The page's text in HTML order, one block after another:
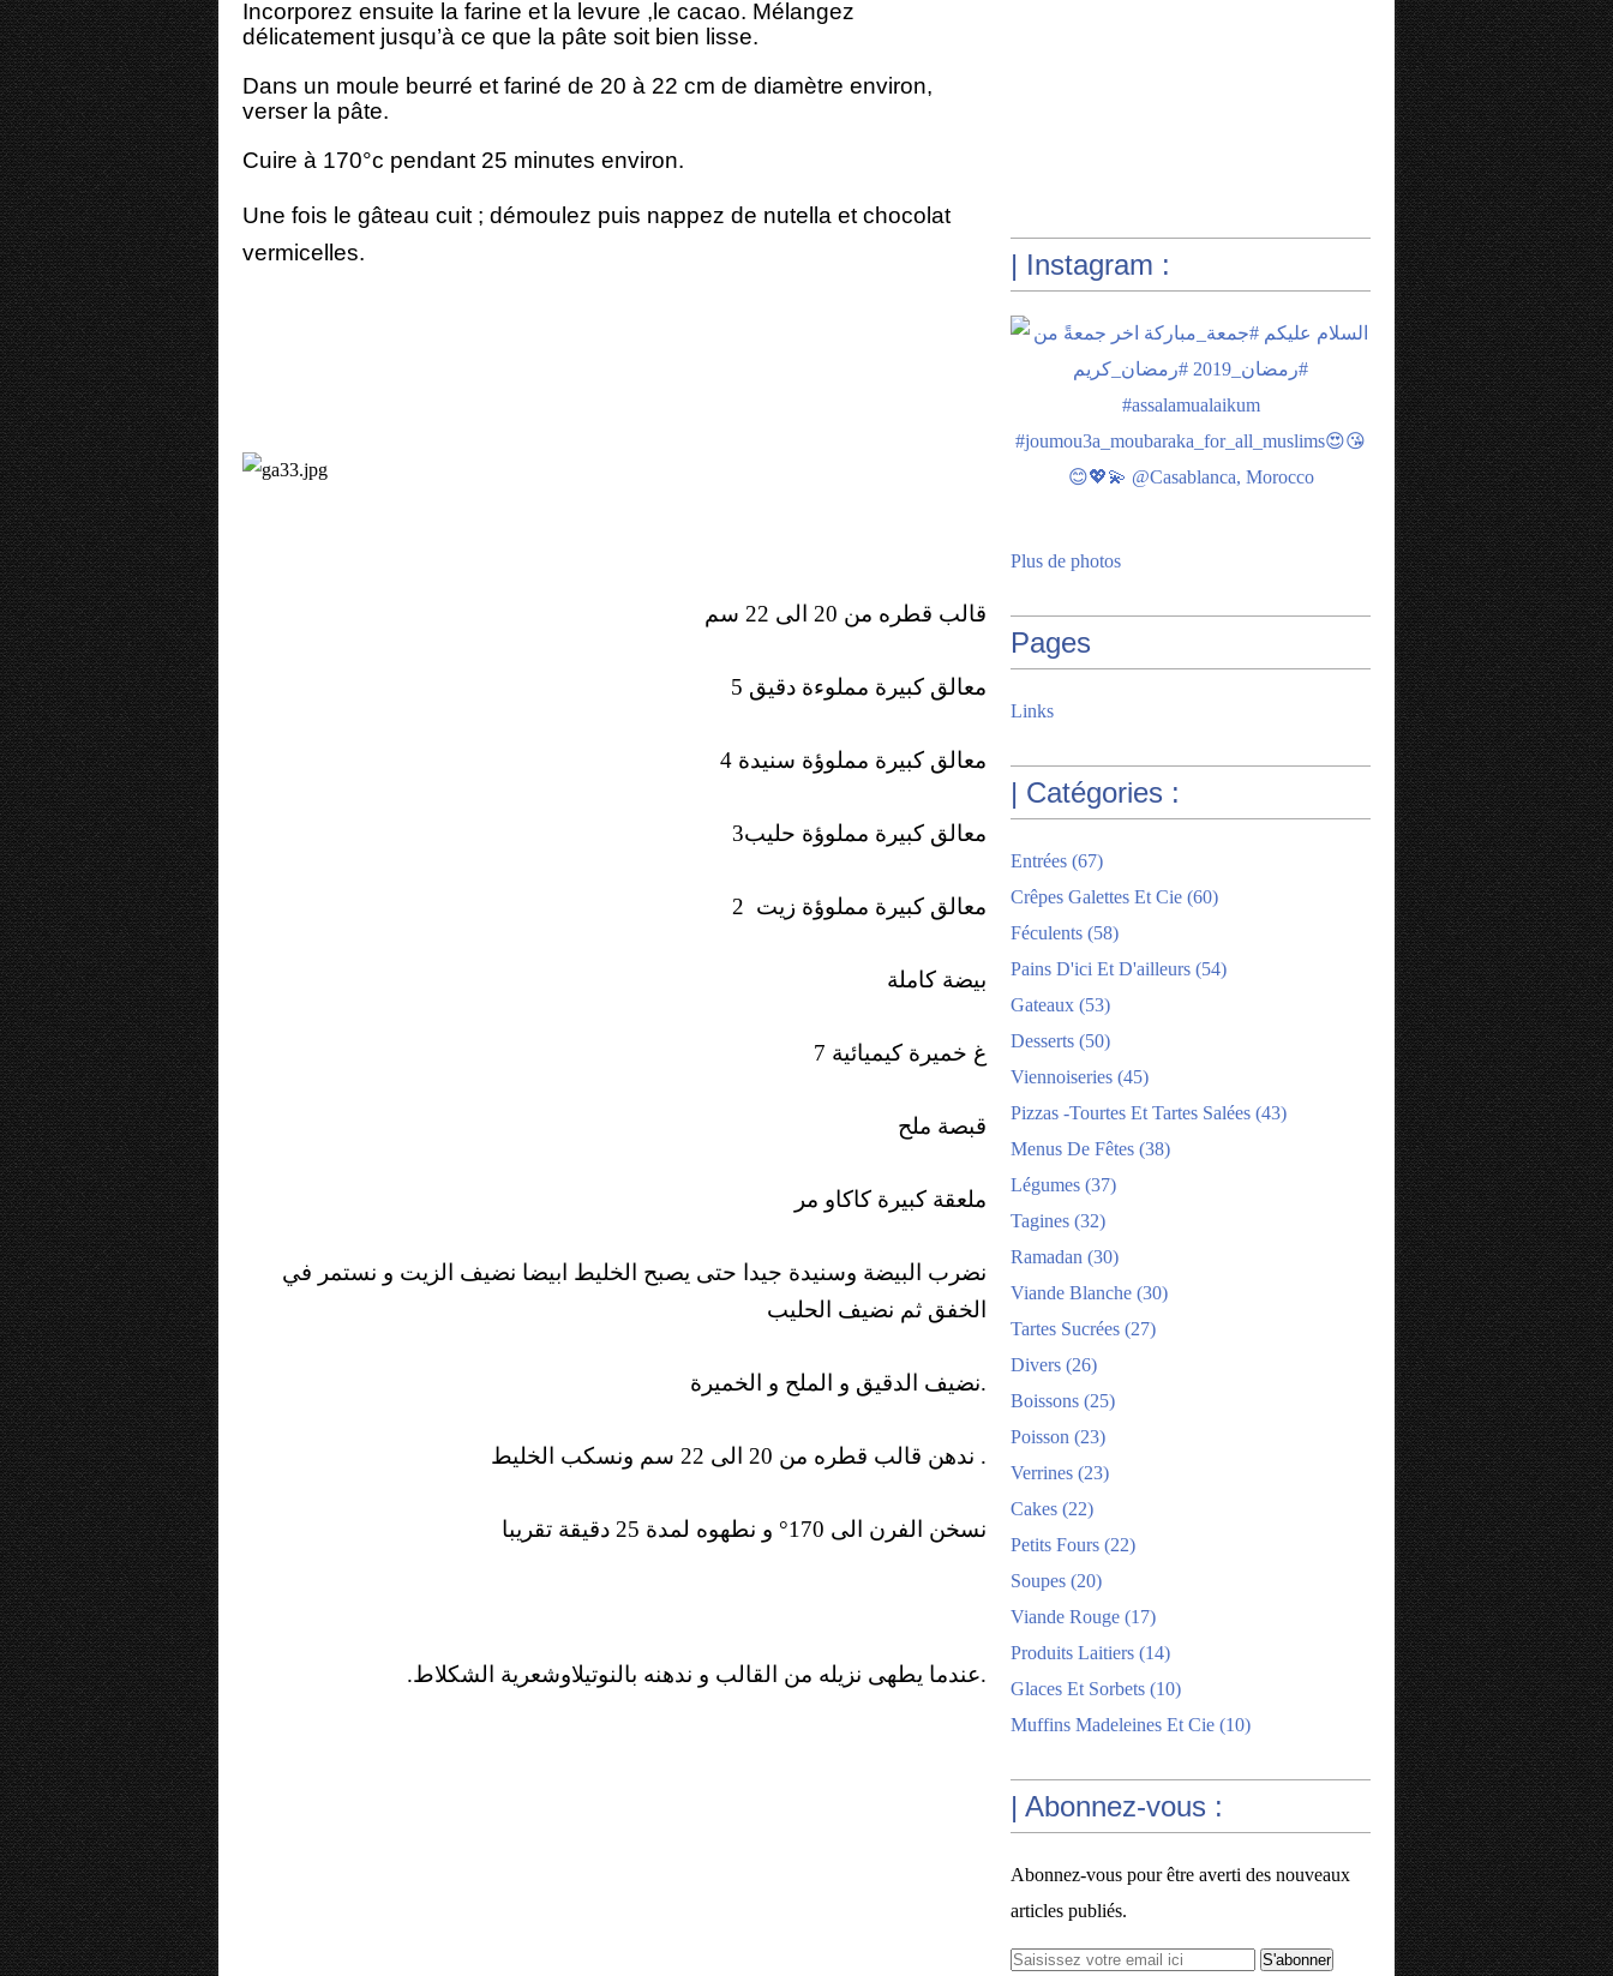
Incorporez ensuite la farine et la levure ,le cacao. Mélangez
délicatement jusqu’à ce que la pâte soit bien lisse.
Dans un moule beurré et fariné de 20 à 22 cm de diamètre environ,
verser la pâte.
Cuire à 170°c pendant 25 minutes environ.
Une fois le gâteau cuit ; démoulez puis nappez de nutella et chocolat
vermicelles.
قالب قطره من 20 الى 22 سم
5 معالق كبيرة مملوءة دقيق
4 معالق كبيرة مملوؤة سنيدة
معالق كبيرة مملوؤة حليب3
معالق كبيرة مملوؤة زيت 2
بيضة كاملة
7 غ خميرة كيميائية
قبصة ملح
ملعقة كبيرة كاكاو مر
نضرب البيضة وسنيدة جيدا حتى يصبح الخليط ابيضا نضيف الزيت و نستمر في
الخفق ثم نضيف الحليب
نضيف الدقيق و الملح و الخميرة.
ندهن قالب قطره من 20 الى 22 سم ونسكب الخليط .
نسخن الفرن الى 170° و نطهوه لمدة 25 دقيقة تقريبا
.عندما يطهى نزيله من القالب و ندهنه بالنوتيلاوشعرية الشكلاط.
| Instagram :
Plus de photos
Pages
Links
| Catégories :
Entrées (67)
Crêpes Galettes Et Cie (60)
Féculents (58)
Pains D'ici Et D'ailleurs (54)
Gateaux (53)
Desserts (50)
Viennoiseries (45)
Pizzas -tourtes Et Tartes Salées (43)
Menus De Fêtes (38)
Légumes (37)
Tagines (32)
Ramadan (30)
Viande Blanche (30)
Tartes Sucrées (27)
Divers (26)
Boissons (25)
Poisson (23)
Verrines (23)
Cakes (22)
Petits Fours (22)
Soupes (20)
Viande Rouge (17)
Produits Laitiers (14)
Glaces Et Sorbets (10)
Muffins Madeleines Et Cie (10)
| Abonnez-vous :
Abonnez-vous pour être averti des nouveaux
articles publiés.